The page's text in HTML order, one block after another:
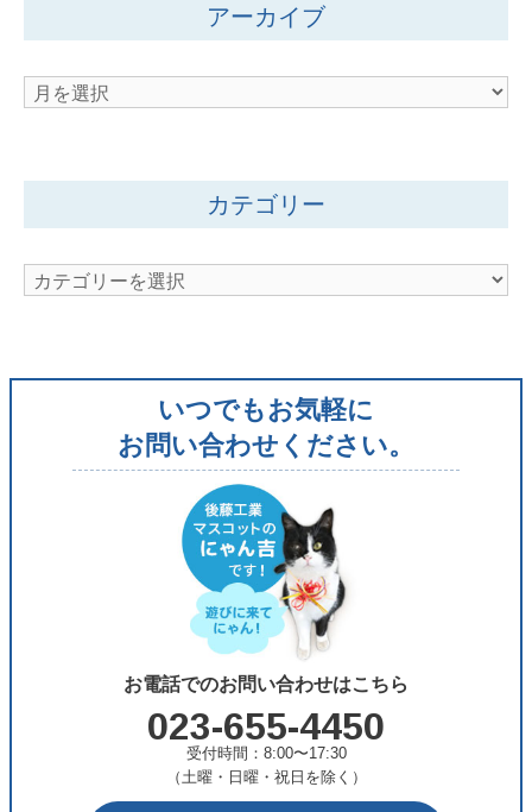
アーカイブ
ア
イ
カテゴリー
カ
リ
いつでもお気軽に
お問い合わせください。
お電話でのお問い合わせはこちら
023-655-4450
受付時間：8:00〜17:30
（土曜・日曜・祝日を除く）